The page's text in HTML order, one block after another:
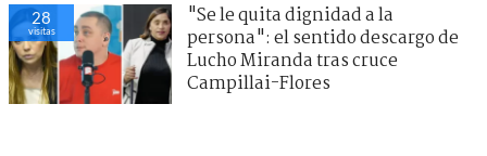
28
visitas
"Se le quita dignidad a la
persona": el sentido descargo de
Lucho Miranda tras cruce
Campillai-Flores